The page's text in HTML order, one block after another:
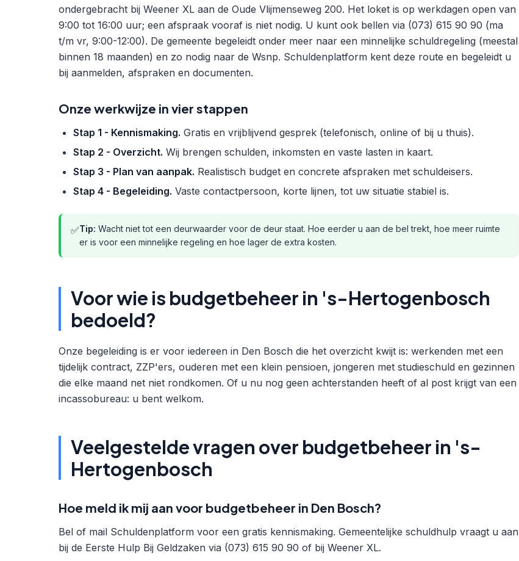
ondergebracht bij Weener XL aan de Oude Vlijmenseweg 200. Het loket is op werkdagen open van
9:00 tot 16:00 uur; een afspraak vooraf is niet nodig. U kunt ook bellen via (073) 615 90 90 (ma
t/m vr, 9:00-12:00). De gemeente begeleidt onder meer naar een minnelijke schuldregeling (meestal
binnen 18 maanden) en zo nodig naar de Wsnp. Schuldenplatform kent deze route en begeleidt u
bij aanmelden, afspraken en documenten.
Onze werkwijze in vier stappen
Stap 1 - Kennismaking. Gratis en vrijblijvend gesprek (telefonisch, online of bij u thuis).
Stap 2 - Overzicht. Wij brengen schulden, inkomsten en vaste lasten in kaart.
Stap 3 - Plan van aanpak. Realistisch budget en concrete afspraken met schuldeisers.
Stap 4 - Begeleiding. Vaste contactpersoon, korte lijnen, tot uw situatie stabiel is.
✅Tip: Wacht niet tot een deurwaarder voor de deur staat. Hoe eerder u aan de bel trekt, hoe meer ruimte
er is voor een minnelijke regeling en hoe lager de extra kosten.
Voor wie is budgetbeheer in 's-Hertogenbosch
bedoeld?
Onze begeleiding is er voor iedereen in Den Bosch die het overzicht kwijt is: werkenden met een
tijdelijk contract, ZZP'ers, ouderen met een klein pensioen, jongeren met studieschuld en gezinnen
die elke maand net niet rondkomen. Of u nu nog geen achterstanden heeft of al post krijgt van een
incassobureau: u bent welkom.
Veelgestelde vragen over budgetbeheer in 's-
Hertogenbosch
Hoe meld ik mij aan voor budgetbeheer in Den Bosch?
Bel of mail Schuldenplatform voor een gratis kennismaking. Gemeentelijke schuldhulp vraagt u aan
bij de Eerste Hulp Bij Geldzaken via (073) 615 90 90 of bij Weener XL.